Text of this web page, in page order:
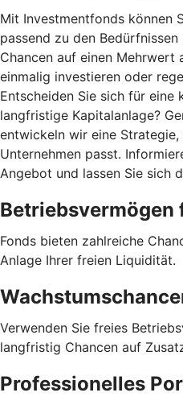
Mit Investmentfonds können
passend zu den
Chancen auf einen Mehrwert
einmalig investieren oder
Entscheiden Sie sich für
langfristige Kapitalanlage?
entwickeln wir eine Strategie,
Unternehmen passt.
Angebot und lassen Sie sich
Fonds bieten zahlreiche
Anlage Ihrer freien Liquidität.
Verwenden Sie freies
langfristig Chancen auf
Professionelles